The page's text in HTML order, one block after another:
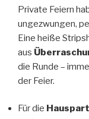
Private Feiern
ungezwungen,
Eine heiße
aus
die Runde –
der Feier.
Für die